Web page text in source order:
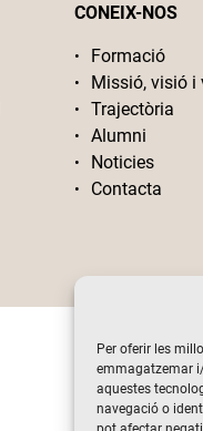
Per oferir les
emmagatzemar
aquestes
navegació o
CONEIX-NOS
Formació
Missió, visió i
Trajectòria
Alumni
Noticies
Contacta